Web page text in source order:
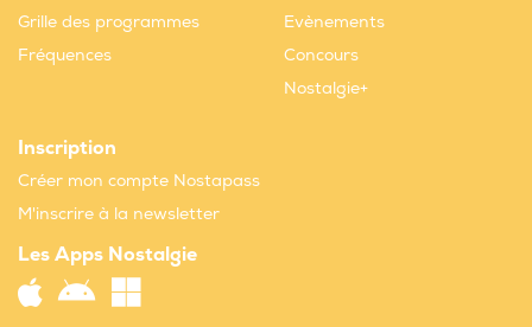
Grille des programmes
Fréquences
Evènements
Concours
Nostalgie+
Inscription
Créer mon compte Nostapass
M'inscrire à la newsletter
Les Apps Nostalgie